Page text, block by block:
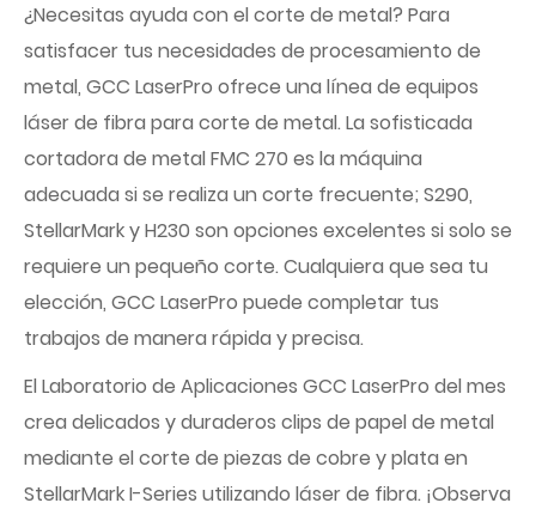
¿Necesitas ayuda con el corte de metal? Para
satisfacer tus necesidades de procesamiento de
metal, GCC LaserPro ofrece una línea de equipos
láser de fibra para corte de metal. La sofisticada
cortadora de metal FMC 270 es la máquina
adecuada si se realiza un corte frecuente; S290,
StellarMark y H230 son opciones excelentes si solo se
requiere un pequeño corte. Cualquiera que sea tu
elección, GCC LaserPro puede completar tus
trabajos de manera rápida y precisa.
El Laboratorio de Aplicaciones GCC LaserPro del mes
crea delicados y duraderos clips de papel de metal
mediante el corte de piezas de cobre y plata en
StellarMark I-Series utilizando láser de fibra. ¡Observa